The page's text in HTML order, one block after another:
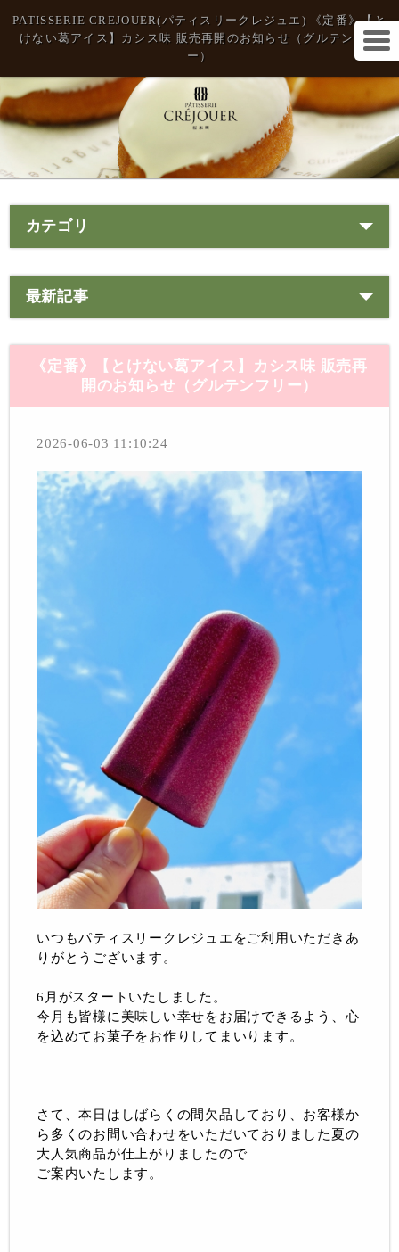
PATISSERIE CREJOUER(パティスリークレジュエ) 《定番》【と
けない葛アイス】カシス味 販売再開のお知らせ（グルテンフリ
ー）
カテゴリ
最新記事
《定番》【とけない葛アイス】カシス味 販売再
開のお知らせ（グルテンフリー）
2026-06-03 11:10:24
いつもパティスリークレジュエをご利用いただきあ
りがとうございます。
6月がスタートいたしました。
今月も皆様に美味しい幸せをお届けできるよう、心
を込めてお菓子をお作りしてまいります。
さて、本日はしばらくの間欠品しており、お客様か
ら多くのお問い合わせをいただいておりました夏の
大人気商品が仕上がりましたので
ご案内いたします。